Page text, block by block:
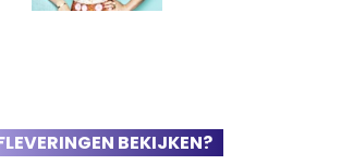
BEKIJKEN?